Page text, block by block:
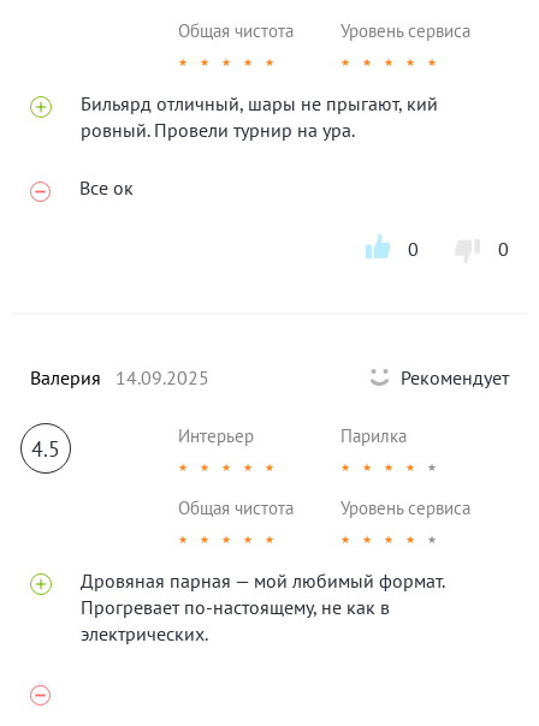
Общая чистота
★ ★ ★ ★ ★
Уровень сервиса
★ ★ ★ ★ ★
Бильярд отличный, шары не прыгают, кий
ровный. Провели турнир на ура.
Все ок
0 0
Валерия 14.09.2025 Рекомендует
4.5 Интерьер
★ ★ ★ ★ ★
Парилка
★ ★ ★ ★ ★
Общая чистота
★ ★ ★ ★ ★
Уровень сервиса
★ ★ ★ ★ ★
Дровяная парная — мой любимый формат.
Прогревает по-настоящему, не как в
электрических.